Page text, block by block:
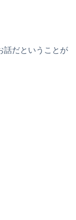
だということが